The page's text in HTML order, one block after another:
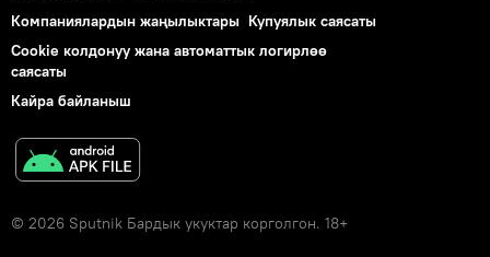
Компаниялардын жаңылыктары Купуялык саясаты
Cookie колдонуу жана автоматтык логирлөө
саясаты
Кайра байланыш
© 2026 Sputnik Бардык укуктар корголгон. 18+